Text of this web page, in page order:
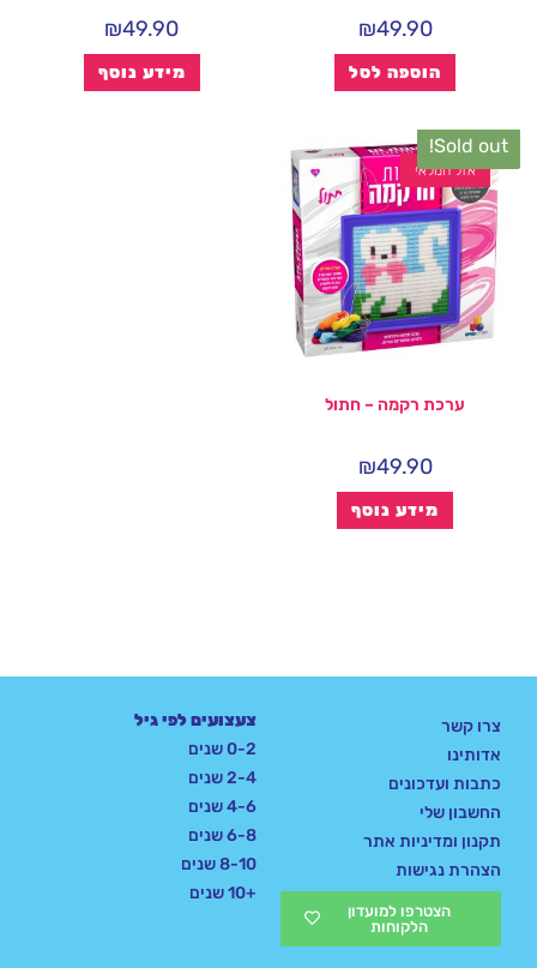
₪49.90
הוספה לסל
₪49.90
מידע נוסף
Sold out!
אזל המלאי
ערכת רקמה – חתול
₪49.90
מידע נוסף
צרו קשר
אדותינו
כתבות ועדכונים
החשבון שלי
תקנון ומדיניות אתר
הצהרת נגישות
הצטרפו למועדון
הלקוחות
צעצועים לפי גיל
0-2 שנים
2-4 שנים
4-6 שנים
6-8 שנים
8-10 שנים
+10 שנים